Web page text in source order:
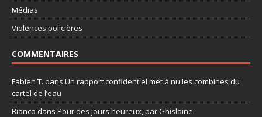
Médias
Violences policières
COMMENTAIRES
Fabien T. dans Un rapport confidentiel met à nu les combines du
cartel de l’eau
Bianco dans Pour des jours heureux, par Ghislaine.